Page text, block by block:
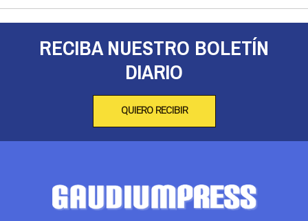
RECIBA NUESTRO BOLETÍN
DIARIO
QUIERO RECIBIR